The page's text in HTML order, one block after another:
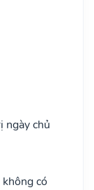
ngày chủ
có